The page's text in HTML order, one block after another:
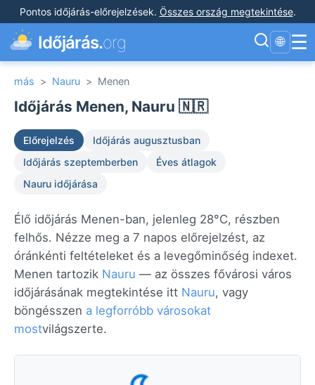
Pontos időjárás-előrejelzések. Összes ország megtekintése.
Időjárás.org 🌐 ☰
más > Nauru > Menen
Időjárás Menen, Nauru 🇳🇷
Előrejelzés
Időjárás augusztusban
Időjárás szeptemberben
Éves átlagok
Nauru időjárása
Élő időjárás Menen-ban, jelenleg 28°C, részben
felhős. Nézze meg a 7 napos előrejelzést, az
óránkénti feltételeket és a levegőminőség indexet.
Menen tartozik Nauru — az összes fővárosi város
időjárásának megtekintése itt Nauru, vagy
böngésszen a legforróbb városokat
mostvilágszerte.